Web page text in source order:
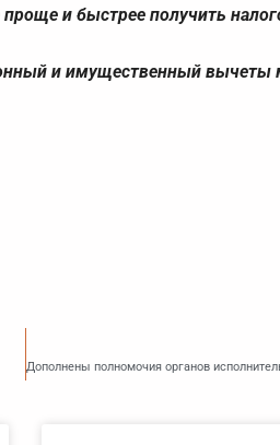
и быстрее получить
и имущественный вычеты